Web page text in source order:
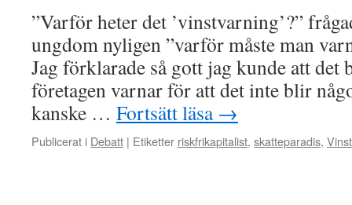
”Varför heter det ’vinstvarning’?”
ungdom nyligen ”varför måste man
Jag förklarade så gott jag kunde att det
företagen varnar för att det inte blir
kanske … Fortsätt läsa →
Publicerat i Debatt | Etiketter riskfrikapitalist, skatteparadis,